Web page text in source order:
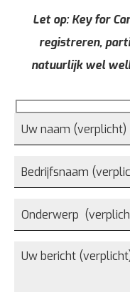
Let op: Key for
registreren,
natuurlijk wel